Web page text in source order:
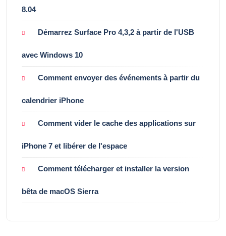
8.04
Démarrez Surface Pro 4,3,2 à partir de l'USB
avec Windows 10
Comment envoyer des événements à partir du
calendrier iPhone
Comment vider le cache des applications sur
iPhone 7 et libérer de l'espace
Comment télécharger et installer la version
bêta de macOS Sierra